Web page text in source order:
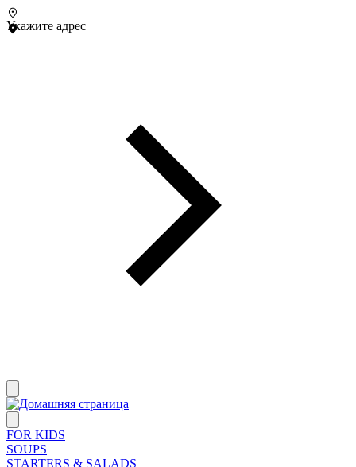
Укажите адрес
FOR KIDS
SOUPS
STARTERS & SALADS